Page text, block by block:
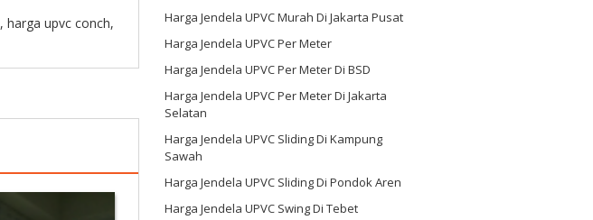
, harga upvc conch,
Harga Jendela UPVC Murah Di Jakarta Pusat
Harga Jendela UPVC Per Meter
Harga Jendela UPVC Per Meter Di BSD
Harga Jendela UPVC Per Meter Di Jakarta
Selatan
Harga Jendela UPVC Sliding Di Kampung
Sawah
Harga Jendela UPVC Sliding Di Pondok Aren
Harga Jendela UPVC Swing Di Tebet